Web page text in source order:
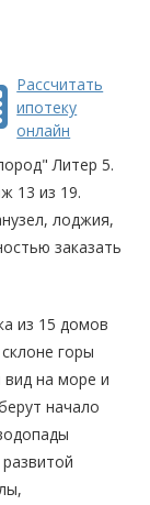
Рассчитать
ипотеку
онлайн
Литер 5.
13 из 19.
лоджия,
заказать
из 15 домов
горы
вид на море и
начало